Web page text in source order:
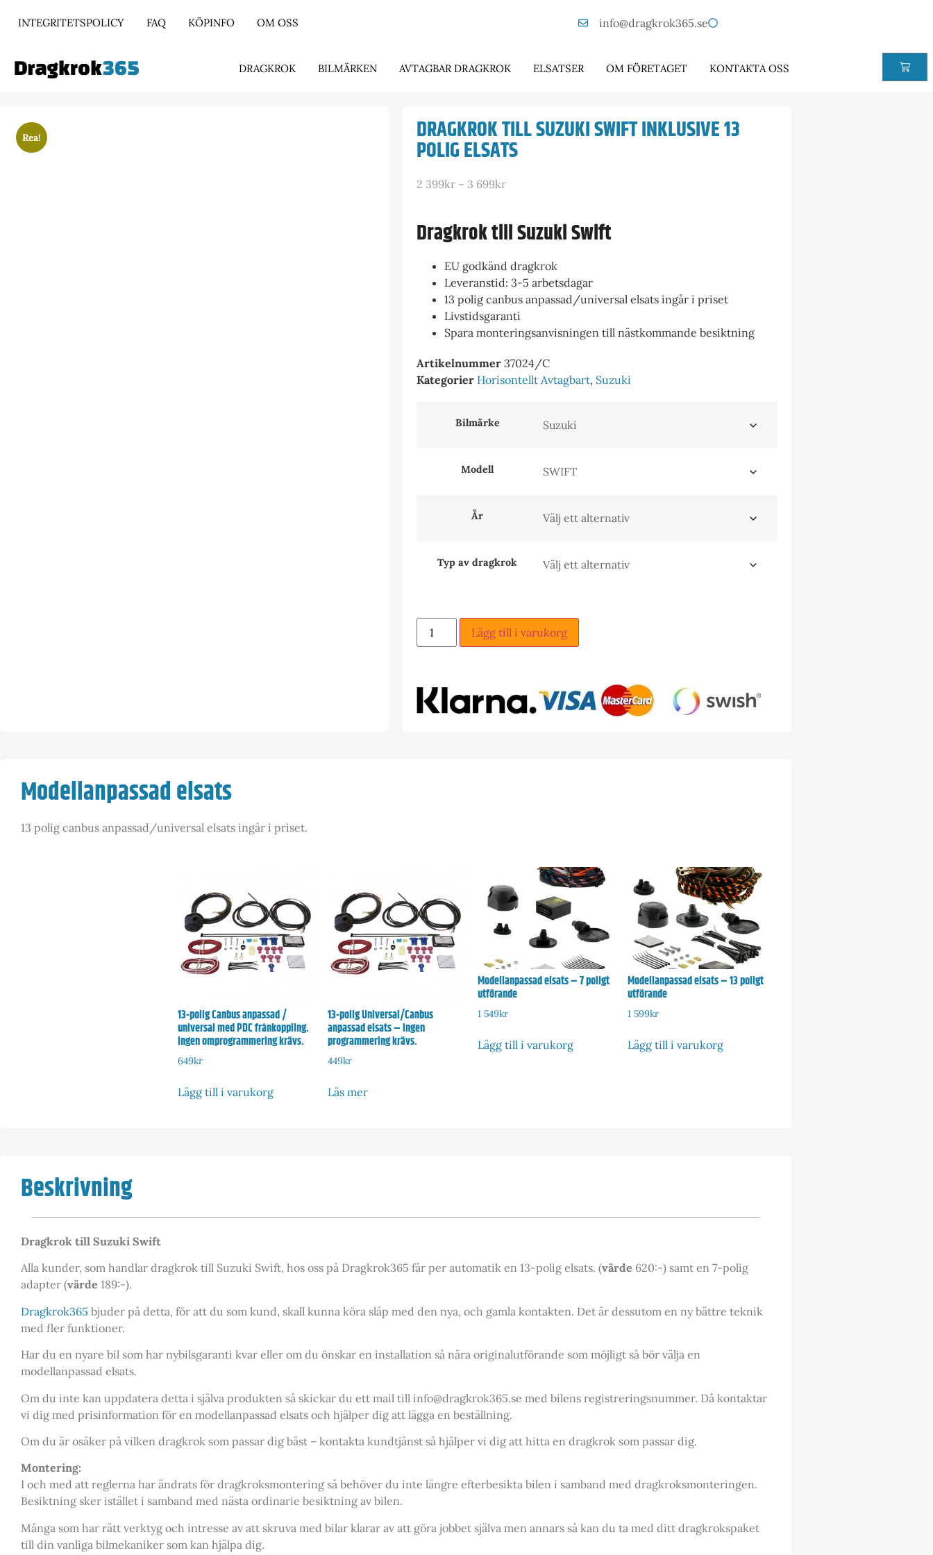
INTEGRITETSPOLICY FAQ KÖPINFO OM OSS info@dragkrok365.se
DRAGKROK BILMÄRKEN AVTAGBAR DRAGKROK ELSATSER OM FÖRETAGET KONTAKTA OSS
Rea! DRAGKROK TILL SUZUKI SWIFT INKLUSIVE 13
POLIG ELSATS
2 399kr – 3 699kr
Dragkrok till Suzuki Swift
EU godkänd dragkrok
Leveranstid: 3-5 arbetsdagar
13 polig canbus anpassad/universal elsats ingår i priset
Livstidsgaranti
Spara monteringsanvisningen till nästkommande besiktning
Artikelnummer 37024/C
Kategorier Horisontellt Avtagbart, Suzuki
Bilmärke
Modell
År
Typ av dragkrok
Lägg till i varukorg
Modellanpassad elsats
13 polig canbus anpassad/universal elsats ingår i priset.
13-polig Canbus anpassad /
universal med PDC frånkoppling.
Ingen omprogrammering krävs.
649kr
Lägg till i varukorg
13-polig Universal/Canbus
anpassad elsats – Ingen
programmering krävs.
449kr
Läs mer
Modellanpassad elsats – 7 poligt
utförande
1 549kr
Lägg till i varukorg
Modellanpassad elsats – 13 poligt
utförande
1 599kr
Lägg till i varukorg
Beskrivning
Dragkrok till Suzuki Swift
Alla kunder, som handlar dragkrok till Suzuki Swift, hos oss på Dragkrok365 får per automatik en 13-polig elsats. (värde 620:-) samt en 7-polig
adapter (värde 189:-).
Dragkrok365 bjuder på detta, för att du som kund, skall kunna köra släp med den nya, och gamla kontakten. Det är dessutom en ny bättre teknik
med fler funktioner.
Har du en nyare bil som har nybilsgaranti kvar eller om du önskar en installation så nära originalutförande som möjligt så bör välja en
modellanpassad elsats.
Om du inte kan uppdatera detta i själva produkten så skickar du ett mail till info@dragkrok365.se med bilens registreringsnummer. Då kontaktar
vi dig med prisinformation för en modellanpassad elsats och hjälper dig att lägga en beställning.
Om du är osäker på vilken dragkrok som passar dig bäst – kontakta kundtjänst så hjälper vi dig att hitta en dragkrok som passar dig.
Montering:
I och med att reglerna har ändrats för dragkroksmontering så behöver du inte längre efterbesikta bilen i samband med dragkroksmonteringen.
Besiktning sker istället i samband med nästa ordinarie besiktning av bilen.
Många som har rätt verktyg och intresse av att skruva med bilar klarar av att göra jobbet själva men annars så kan du ta med ditt dragkrokspaket
till din vanliga bilmekaniker som kan hjälpa dig.